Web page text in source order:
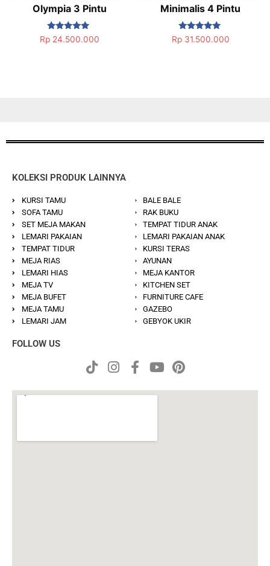
Olympia 3 Pintu
Dinilai
5.00
Rp24.500.000
Minimalis 4 Pintu
Dinilai
5.00
Rp31.500.000
KOLEKSI PRODUK LAINNYA
KURSI TAMU
SOFA TAMU
SET MEJA MAKAN
LEMARI PAKAIAN
TEMPAT TIDUR
MEJA RIAS
LEMARI HIAS
MEJA TV
MEJA BUFET
MEJA TAMU
LEMARI JAM
BALE BALE
RAK BUKU
TEMPAT TIDUR ANAK
LEMARI PAKAIAN ANAK
KURSI TERAS
AYUNAN
MEJA KANTOR
KITCHEN SET
FURNITURE CAFE
GAZEBO
GEBYOK UKIR
FOLLOW US